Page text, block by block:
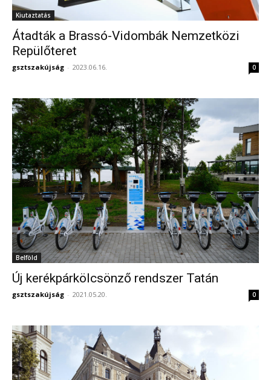
Kiutaztatás
Átadták a Brassó-Vidombák Nemzetközi
Repülőteret
gsztszakújság - 2023.06.16. 0
Belföld
Új kerékpárkölcsönző rendszer Tatán
gsztszakújság - 2021.05.20. 0